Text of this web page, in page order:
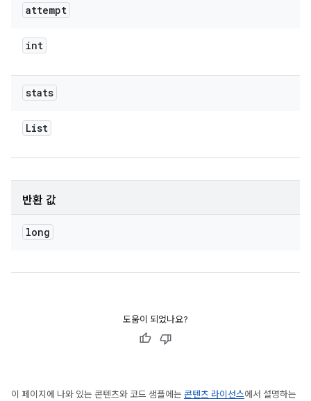
attempt
int
stats
List
반환 값
long
도움이 되었나요?
이 페이지에 나와 있는 콘텐츠와 코드 샘플에는 콘텐츠 라이선스에서 설명하는